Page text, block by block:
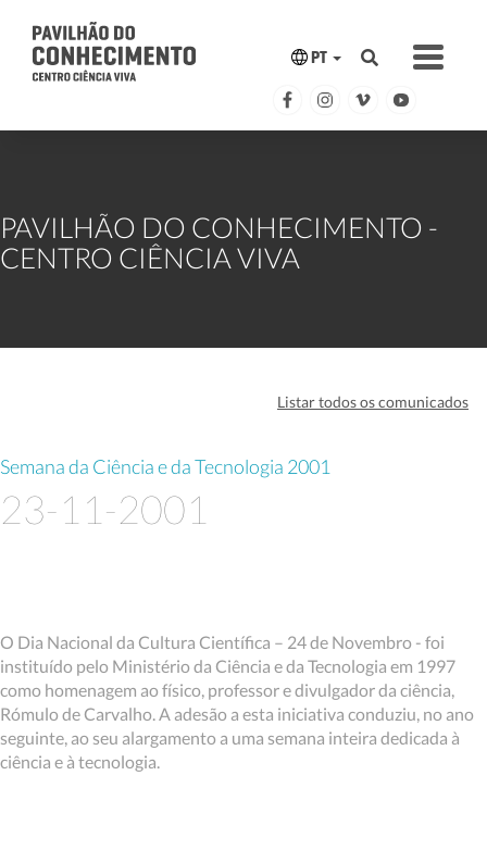
PT
PAVILHÃO DO CONHECIMENTO -
CENTRO CIÊNCIA VIVA
Listar todos os comunicados
Semana da Ciência e da Tecnologia 2001
23-11-2001
O Dia Nacional da Cultura Científica – 24 de Novembro - foi
instituído pelo Ministério da Ciência e da Tecnologia em 1997
como homenagem ao físico, professor e divulgador da ciência,
Rómulo de Carvalho. A adesão a esta iniciativa conduziu, no ano
seguinte, ao seu alargamento a uma semana inteira dedicada à
ciência e à tecnologia.